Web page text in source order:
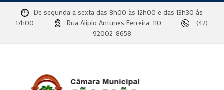
De segunda a sexta das 8h00 às 12h00 e das 13h30 às
17h00
Rua Alipio Antunes Ferreira, 110
(42)
92002-8658